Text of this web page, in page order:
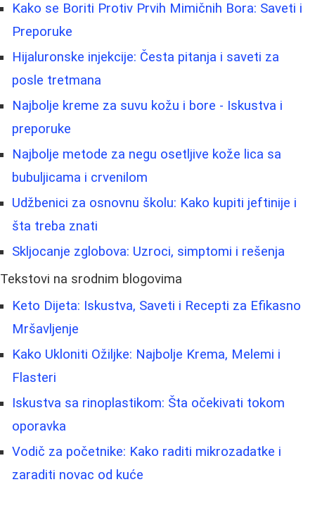
Kako se Boriti Protiv Prvih Mimičnih Bora: Saveti i
Preporuke
Hijaluronske injekcije: Česta pitanja i saveti za
posle tretmana
Najbolje kreme za suvu kožu i bore - Iskustva i
preporuke
Najbolje metode za negu osetljive kože lica sa
bubuljicama i crvenilom
Udžbenici za osnovnu školu: Kako kupiti jeftinije i
šta treba znati
Skljocanje zglobova: Uzroci, simptomi i rešenja
Tekstovi na srodnim blogovima
Keto Dijeta: Iskustva, Saveti i Recepti za Efikasno
Mršavljenje
Kako Ukloniti Ožiljke: Najbolje Krema, Melemi i
Flasteri
Iskustva sa rinoplastikom: Šta očekivati tokom
oporavka
Vodič za početnike: Kako raditi mikrozadatke i
zaraditi novac od kuće